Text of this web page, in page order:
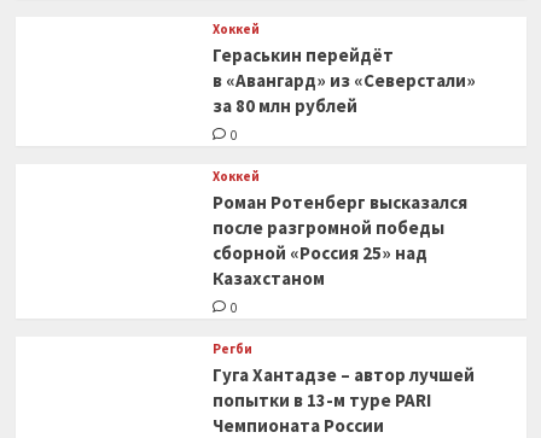
Хоккей
Гераськин перейдёт
в «Авангард» из «Северстали»
за 80 млн рублей
0
Хоккей
Роман Ротенберг высказался
после разгромной победы
сборной «Россия 25» над
Казахстаном
0
Регби
Гуга Хантадзе – автор лучшей
попытки в 13-м туре PARI
Чемпионата России